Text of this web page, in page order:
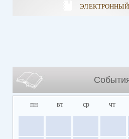
пн вт ср чт